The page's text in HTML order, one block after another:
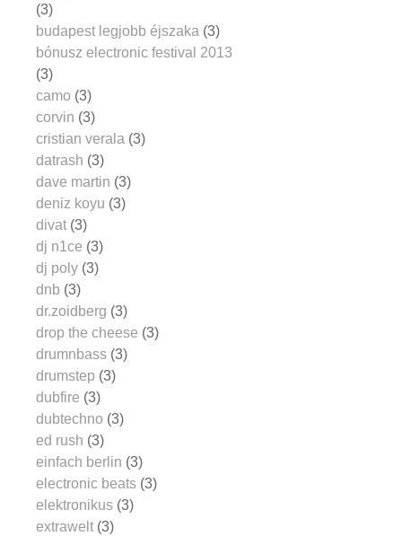
(3)
budapest legjobb éjszaka (3)
bónusz electronic festival 2013
(3)
camo (3)
corvin (3)
cristian verala (3)
datrash (3)
dave martin (3)
deniz koyu (3)
divat (3)
dj n1ce (3)
dj poly (3)
dnb (3)
dr.zoidberg (3)
drop the cheese (3)
drumnbass (3)
drumstep (3)
dubfire (3)
dubtechno (3)
ed rush (3)
einfach berlin (3)
electronic beats (3)
elektronikus (3)
extrawelt (3)